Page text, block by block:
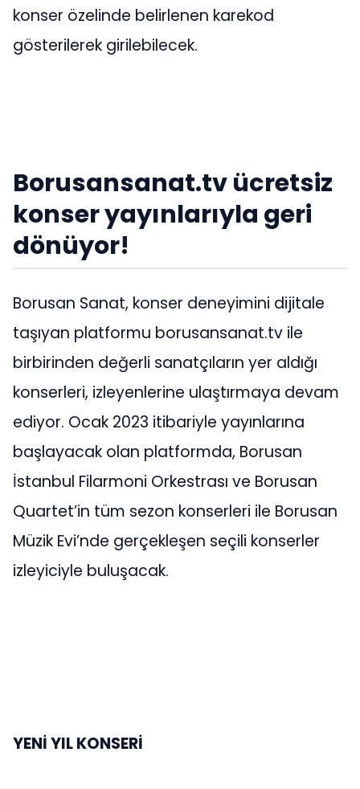
konser özelinde belirlenen karekod
gösterilerek girilebilecek.
Borusansanat.tv ücretsiz
konser yayınlarıyla geri
dönüyor!
Borusan Sanat, konser deneyimini dijitale
taşıyan platformu borusansanat.tv ile
birbirinden değerli sanatçıların yer aldığı
konserleri, izleyenlerine ulaştırmaya devam
ediyor. Ocak 2023 itibariyle yayınlarına
başlayacak olan platformda, Borusan
İstanbul Filarmoni Orkestrası ve Borusan
Quartet’in tüm sezon konserleri ile Borusan
Müzik Evi’nde gerçekleşen seçili konserler
izleyiciyle buluşacak.
YENİ YIL KONSERİ